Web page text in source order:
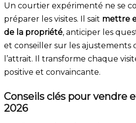
Un courtier expérimenté ne se
préparer les visites. Il sait mettre
de la propriété, anticiper les
et conseiller sur les ajustements
l’attrait. Il transforme chaque
positive et convaincante.
Conseils clés pour vendre
2026